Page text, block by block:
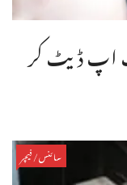
اپ ڈیٹ کر
سائنس/فیچر